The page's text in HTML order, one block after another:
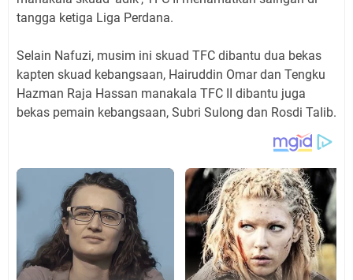
tangga ketiga Liga Perdana.
SeIain Nafuzi, musim ini skuad TFC dibantu dua bekas
kapten skuad kebangsaan, Hairuddin Omar dan Tengku
Hazman Raja Hassan manakaIa TFC II dibantu juga
bekas pemain kebangsaan, Subri SuIong dan Rosdi TaIib.